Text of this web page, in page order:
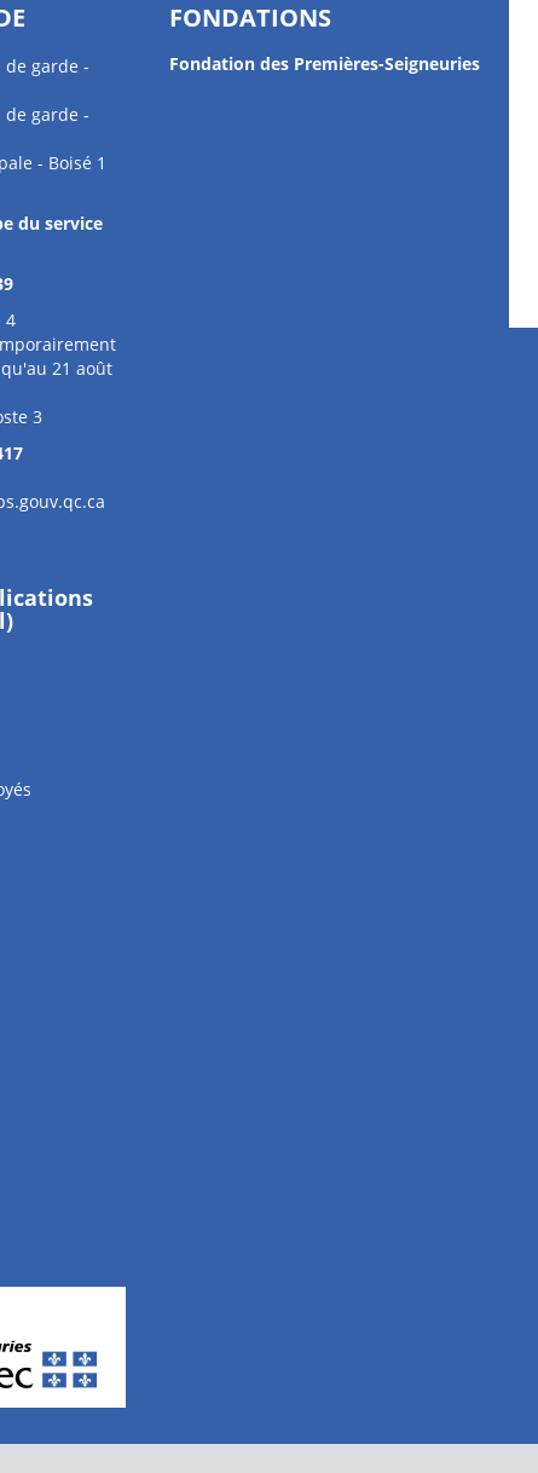
de garde -
de garde -
- Boisé 1
du service
4
21 août
3
FONDATIONS
Fondation des Premières-Seigneuries